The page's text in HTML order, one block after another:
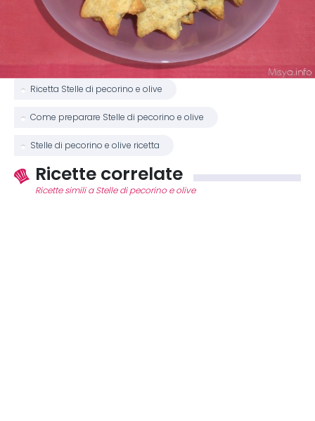
Ricetta Stelle di pecorino e olive
Come preparare Stelle di pecorino e olive
Stelle di pecorino e olive ricetta
Ricette correlate
Ricette simili a Stelle di pecorino e olive